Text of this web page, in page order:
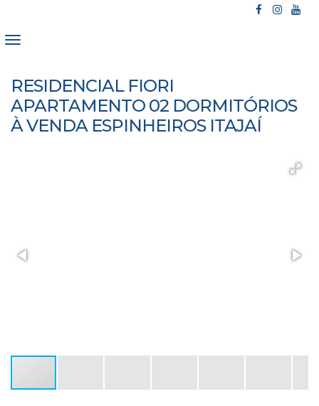
RESIDENCIAL FIORI
APARTAMENTO 02 DORMITÓRIOS
À VENDA ESPINHEIROS ITAJAÍ